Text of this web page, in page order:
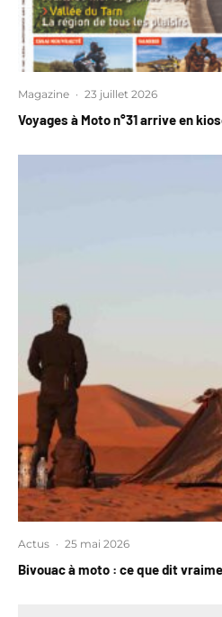
Magazine · 23 juillet 2026
Voyages à Moto n°31 arrive en
Actus · 25 mai 2026
Bivouac à moto : ce que dit